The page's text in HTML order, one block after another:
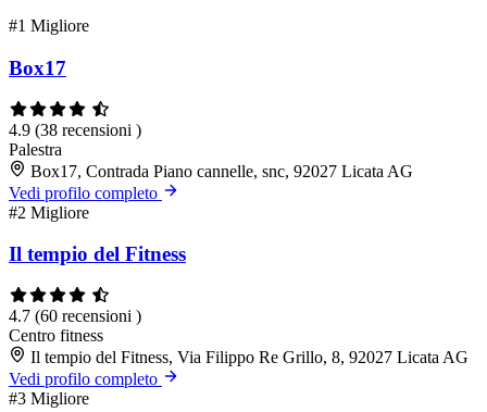
#1 Migliore
Box17
4.9 (38 recensioni )
Palestra
Box17, Contrada Piano cannelle, snc, 92027 Licata AG
Vedi profilo completo
#2 Migliore
Il tempio del Fitness
4.7 (60 recensioni )
Centro fitness
Il tempio del Fitness, Via Filippo Re Grillo, 8, 92027 Licata AG
Vedi profilo completo
#3 Migliore